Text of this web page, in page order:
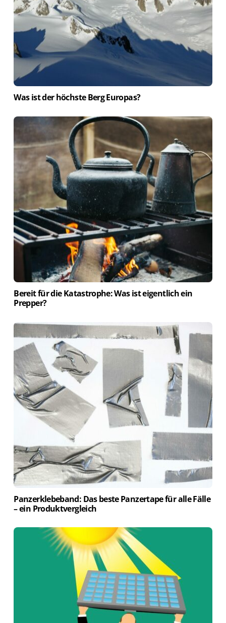
Was ist der höchste Berg Europas?
Bereit für die Katastrophe: Was ist eigentlich ein
Prepper?
Panzerklebeband: Das beste Panzertape für alle Fälle
– ein Produktvergleich